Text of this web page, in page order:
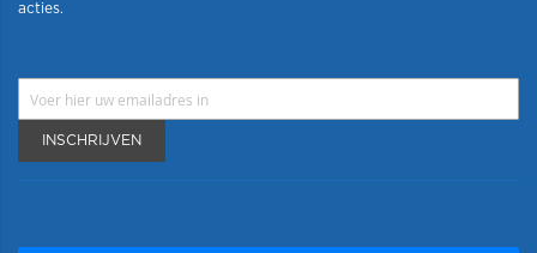
acties.
INSCHRIJVEN